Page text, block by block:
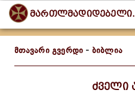
მთავარი გვერდი - ბიბლია
ძველი